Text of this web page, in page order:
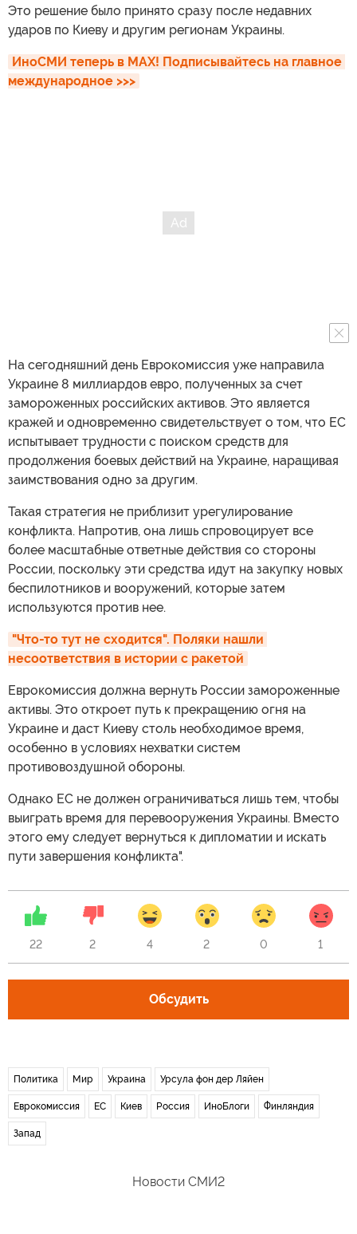
Это решение было принято сразу после недавних
ударов по Киеву и другим регионам Украины.
ИноСМИ теперь в MAX! Подписывайтесь на главное
международное >>>
На сегодняшний день Еврокомиссия уже направила
Украине 8 миллиардов евро, полученных за счет
замороженных российских активов. Это является
кражей и одновременно свидетельствует о том, что ЕС
испытывает трудности с поиском средств для
продолжения боевых действий на Украине, наращивая
заимствования одно за другим.
Такая стратегия не приблизит урегулирование
конфликта. Напротив, она лишь спровоцирует все
более масштабные ответные действия со стороны
России, поскольку эти средства идут на закупку новых
беспилотников и вооружений, которые затем
используются против нее.
"Что-то тут не сходится". Поляки нашли
несоответствия в истории с ракетой
Еврокомиссия должна вернуть России замороженные
активы. Это откроет путь к прекращению огня на
Украине и даст Киеву столь необходимое время,
особенно в условиях нехватки систем
противовоздушной обороны.
Однако ЕС не должен ограничиваться лишь тем, чтобы
выиграть время для перевооружения Украины. Вместо
этого ему следует вернуться к дипломатии и искать
пути завершения конфликта".
22 2 4 2 0 1
Обсудить
Политика Мир Украина Урсула фон дер Ляйен
Еврокомиссия ЕС Киев Россия ИноБлоги Финляндия
Запад
Новости СМИ2